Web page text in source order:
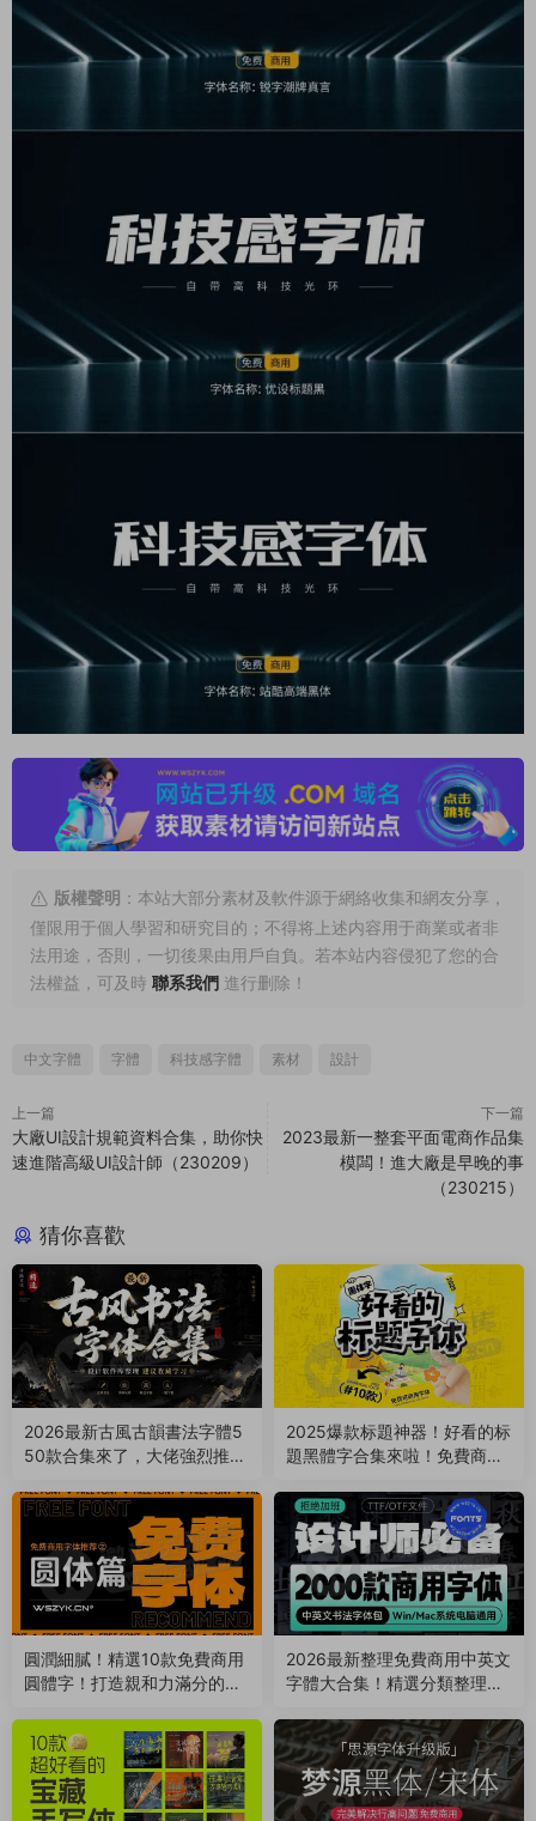
版權聲明 ：本站大部分素材及軟件源于網絡收集和網友分享，
僅限用于個人學習和研究目的；不得将上述内容用于商業或者非
法用途，否則，一切後果由用戶自負。若本站内容侵犯了您的合
法權益，可及時 聯系我們 進行删除！
中文字體 字體 科技感字體 素材 設計
上一篇
大廠UI設計規範資料合集，助你快
速進階高級UI設計師（230209）
下一篇
2023最新一整套平面電商作品集
模闆！進大廠是早晚的事
（230215）
猜你喜歡
2026最新古風古韻書法字體5
50款合集來了，大佬強烈推
2025爆款标題神器！好看的标
題黑體字合集來啦！免費商用
圓潤細膩！精選10款免費商用
圓體字！打造親和力滿分的視
2026最新整理免費商用中英文
字體大合集！精選分類整理，